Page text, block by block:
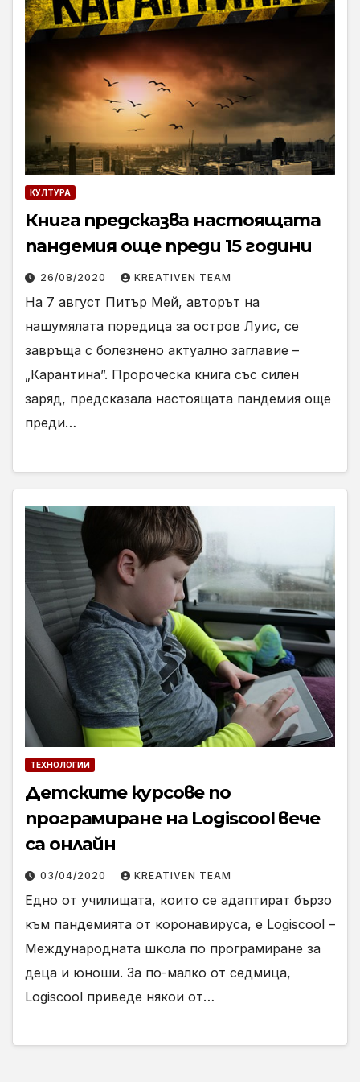
КУЛТУРА
Книга предсказва настоящата
пандемия още преди 15 години
26/08/2020 KREATIVEN TEAM
На 7 август Питър Мей, авторът на
нашумялата поредица за остров Луис, се
завръща с болезнено актуално заглавие –
„Карантина”. Пророческа книга със силен
заряд, предсказала настоящата пандемия още
преди…
ТЕХНОЛОГИИ
Детските курсове по
програмиране на Logiscool вече
са онлайн
03/04/2020 KREATIVEN TEAM
Едно от училищата, които се адаптират бързо
към пандемията от коронавируса, е Logiscool –
Международната школа по програмиране за
деца и юноши. За по-малко от седмица,
Logiscool приведе някои от…